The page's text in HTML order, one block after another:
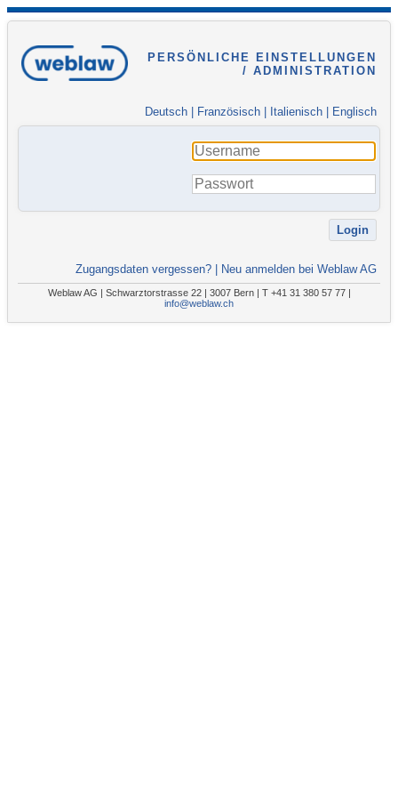
PERSÖNLICHE EINSTELLUNGEN
/ ADMINISTRATION
Deutsch Französisch Italienisch Englisch
Zugangsdaten vergessen? Neu anmelden bei Weblaw AG
Weblaw AG | Schwarztorstrasse 22 | 3007 Bern | T +41 31 380 57 77 |
info@weblaw.ch